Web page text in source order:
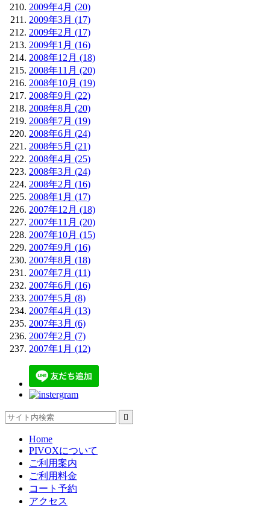
2009年4月 (20)
2009年3月 (17)
2009年2月 (17)
2009年1月 (16)
2008年12月 (18)
2008年11月 (20)
2008年10月 (19)
2008年9月 (22)
2008年8月 (20)
2008年7月 (19)
2008年6月 (24)
2008年5月 (21)
2008年4月 (25)
2008年3月 (24)
2008年2月 (16)
2008年1月 (17)
2007年12月 (18)
2007年11月 (20)
2007年10月 (15)
2007年9月 (16)
2007年8月 (18)
2007年7月 (11)
2007年6月 (16)
2007年5月 (8)
2007年4月 (13)
2007年3月 (6)
2007年2月 (7)
2007年1月 (12)

Home
PIVOXについて
ご利用案内
ご利用料金
コート予約
アクセス